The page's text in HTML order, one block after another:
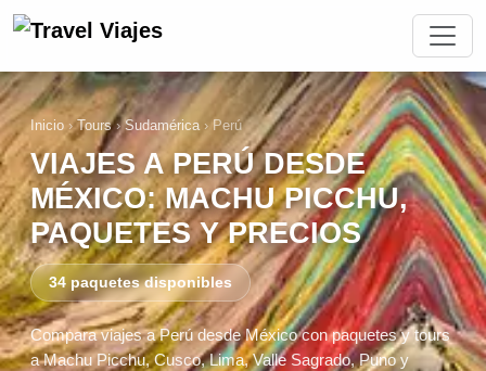
Inicio ›Tours ›Sudamérica › Perú
VIAJES A PERÚ DESDE
MÉXICO: MACHU PICCHU,
PAQUETES Y PRECIOS
34 paquetes disponibles
Compara viajes a Perú desde México con paquetes y tours
a Machu Picchu, Cusco, Lima, Valle Sagrado, Puno y